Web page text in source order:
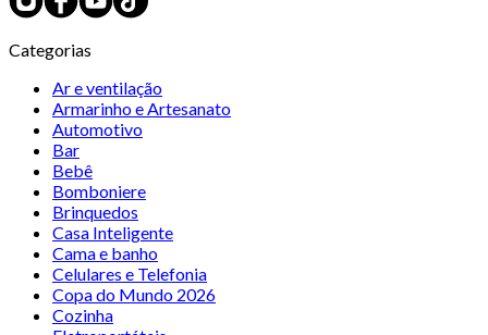
Categorias
Ar e ventilação
Armarinho e Artesanato
Automotivo
Bar
Bebê
Bomboniere
Brinquedos
Casa Inteligente
Cama e banho
Celulares e Telefonia
Copa do Mundo 2026
Cozinha